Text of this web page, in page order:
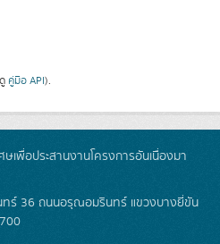
คู่มือ API).
เพื่อประสานงานโครงการอันเนื่องมา
ร์ 36 ถนนอรุณอมรินทร์ แขวงบางยี่ขัน